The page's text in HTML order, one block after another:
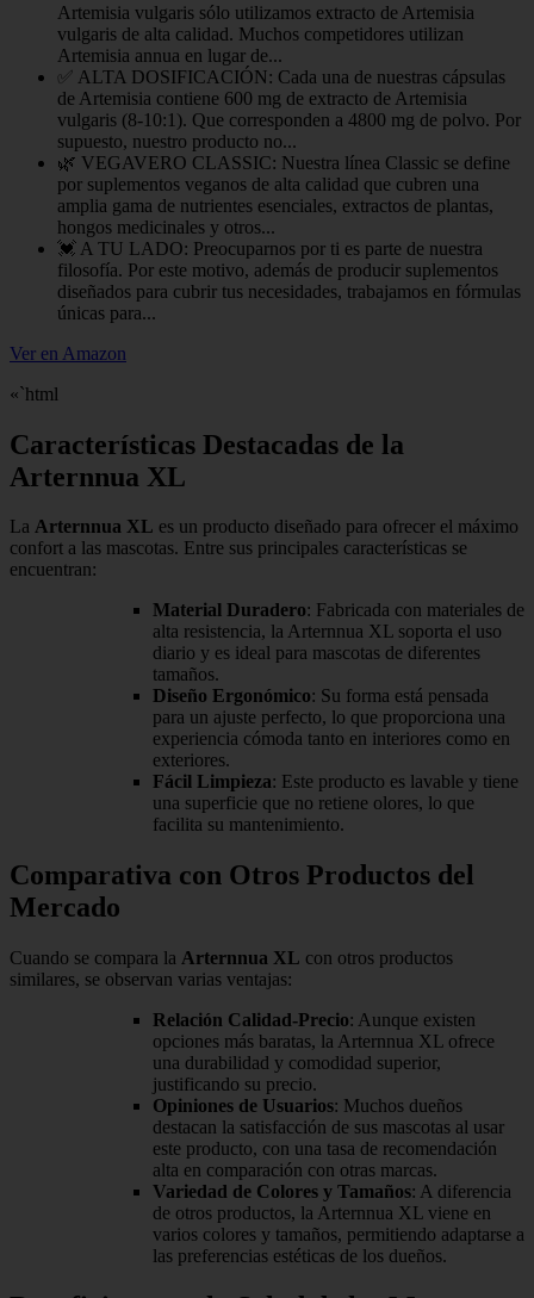
Artemisia vulgaris sólo utilizamos extracto de Artemisia
vulgaris de alta calidad. Muchos competidores utilizan
Artemisia annua en lugar de...
✅ ALTA DOSIFICACIÓN: Cada una de nuestras cápsulas
de Artemisia contiene 600 mg de extracto de Artemisia
vulgaris (8-10:1). Que corresponden a 4800 mg de polvo. Por
supuesto, nuestro producto no...
🌿 VEGAVERO CLASSIC: Nuestra línea Classic se define
por suplementos veganos de alta calidad que cubren una
amplia gama de nutrientes esenciales, extractos de plantas,
hongos medicinales y otros...
💓 A TU LADO: Preocuparnos por ti es parte de nuestra
filosofía. Por este motivo, además de producir suplementos
diseñados para cubrir tus necesidades, trabajamos en fórmulas
únicas para...
Ver en Amazon
«`html
Características Destacadas de la
Arternnua XL
La Arternnua XL es un producto diseñado para ofrecer el máximo
confort a las mascotas. Entre sus principales características se
encuentran:
Material Duradero: Fabricada con materiales de
alta resistencia, la Arternnua XL soporta el uso
diario y es ideal para mascotas de diferentes
tamaños.
Diseño Ergonómico: Su forma está pensada
para un ajuste perfecto, lo que proporciona una
experiencia cómoda tanto en interiores como en
exteriores.
Fácil Limpieza: Este producto es lavable y tiene
una superficie que no retiene olores, lo que
facilita su mantenimiento.
Comparativa con Otros Productos del
Mercado
Cuando se compara la Arternnua XL con otros productos
similares, se observan varias ventajas:
Relación Calidad-Precio: Aunque existen
opciones más baratas, la Arternnua XL ofrece
una durabilidad y comodidad superior,
justificando su precio.
Opiniones de Usuarios: Muchos dueños
destacan la satisfacción de sus mascotas al usar
este producto, con una tasa de recomendación
alta en comparación con otras marcas.
Variedad de Colores y Tamaños: A diferencia
de otros productos, la Arternnua XL viene en
varios colores y tamaños, permitiendo adaptarse a
las preferencias estéticas de los dueños.